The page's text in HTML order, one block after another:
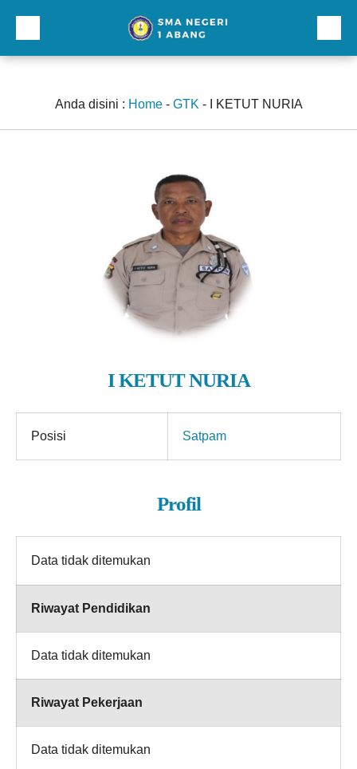
Kurikulum dan Kesiswaan
Anda disini : Home- GTK - I KETUT NURIA
I KETUT NURIA
Posisi Satpam
Profil
Data tidak ditemukan
Riwayat Pendidikan
Data tidak ditemukan
Riwayat Pekerjaan
Data tidak ditemukan